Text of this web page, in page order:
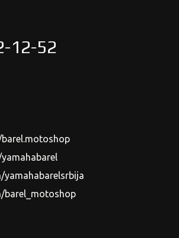
12-52
barel.motoshop
yamahabarelsrbija
barel_motoshop